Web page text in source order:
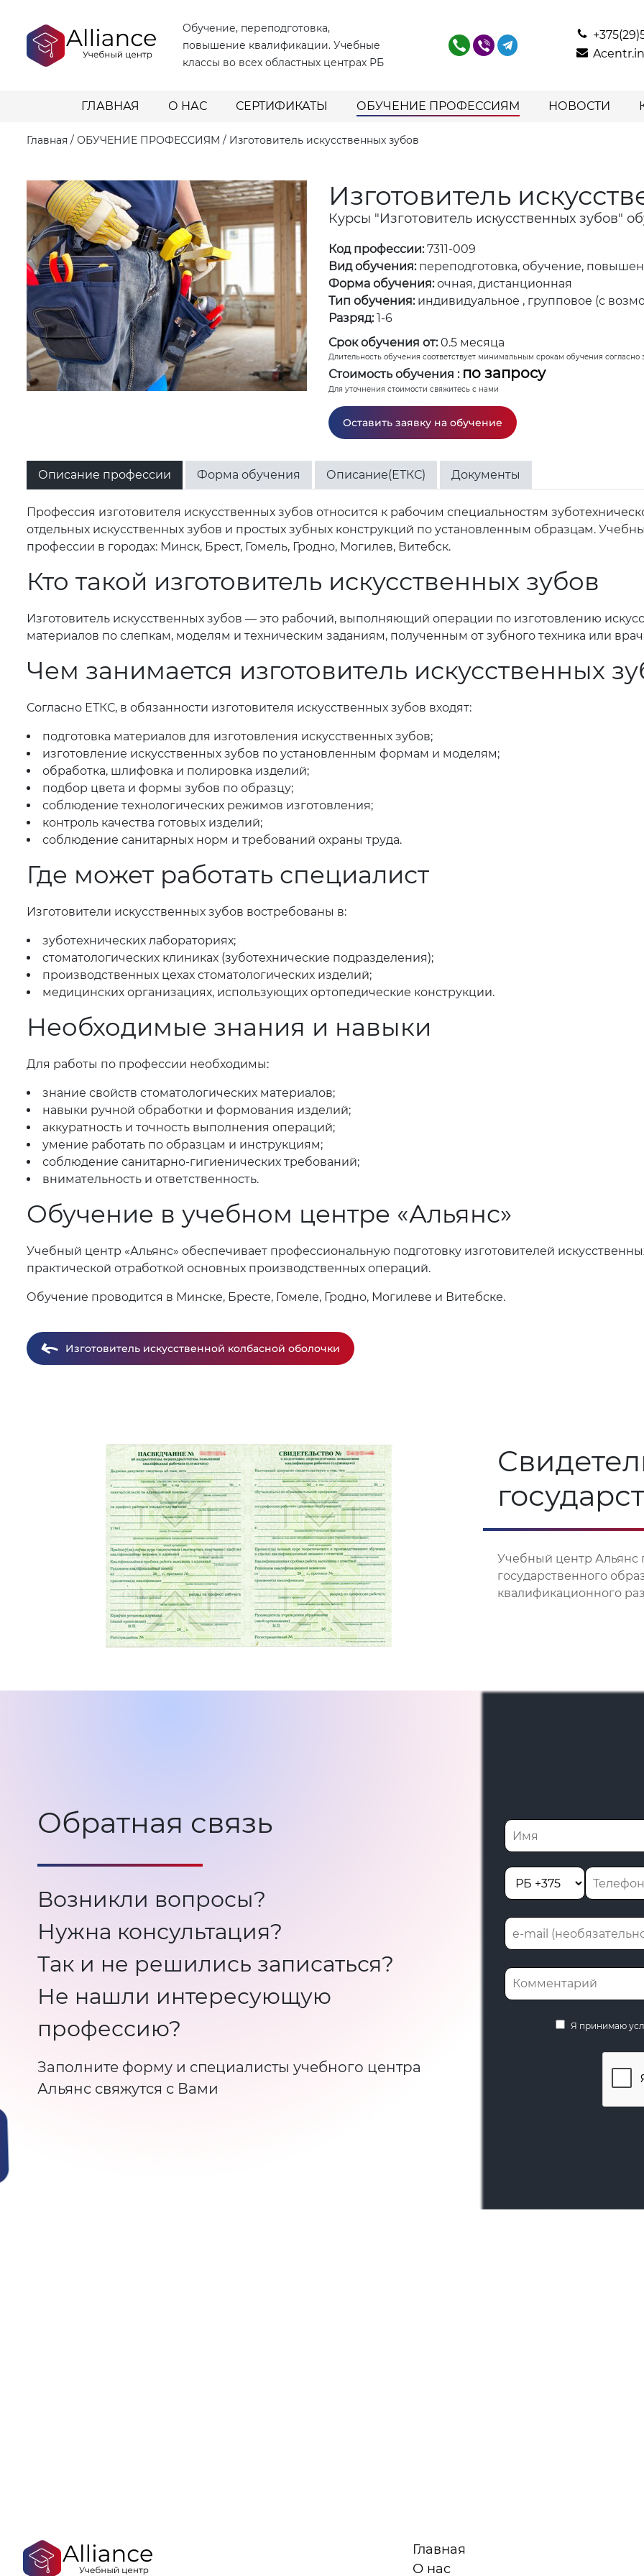
Обучение, переподготовка,
повышение квалификации. Учебные
классы во всех областных центрах РБ
ГЛАВНАЯ О НАС СЕРТИФИКАТЫ ОБУЧЕНИЕ ПРОФЕССИЯМ НОВОСТИ
Главная / ОБУЧЕНИЕ ПРОФЕССИЯМ / Изготовитель искусственных зубов
Изготовитель
Курсы "Изготовитель искусственных зубов"
Код профессии:7311-009
Вид обучения: переподготовка, обучение,
Форма обучения: очная, дистанционная
Тип обучения: индивидуальное , групповое (с
Разряд: 1-6
Срок обучения от: 0.5 месяца
Длительность обучения соответствует минимальным срокам обучения согласно
Стоимость обучения : по запросу
Для уточнения стоимости свяжитесь с нами
Оставить заявку на обучение
Описание профессии Форма обучения Описание(ЕТКС) Документы
Профессия изготовителя искусственных зубов относится к рабочим специальностям
отдельных искусственных зубов и простых зубных конструкций по установленным образцам.
профессии в городах: Минск, Брест, Гомель, Гродно, Могилев, Витебск.
Кто такой изготовитель искусственных зубов
Изготовитель искусственных зубов — это рабочий, выполняющий операции по изготовлению
материалов по слепкам, моделям и техническим заданиям, полученным от зубного техника или
Чем занимается изготовитель искусственных
Согласно ЕТКС, в обязанности изготовителя искусственных зубов входят:
подготовка материалов для изготовления искусственных зубов;
изготовление искусственных зубов по установленным формам и моделям;
обработка, шлифовка и полировка изделий;
подбор цвета и формы зубов по образцу;
соблюдение технологических режимов изготовления;
контроль качества готовых изделий;
соблюдение санитарных норм и требований охраны труда.
Где может работать специалист
Изготовители искусственных зубов востребованы в:
зуботехнических лабораториях;
стоматологических клиниках (зуботехнические подразделения);
производственных цехах стоматологических изделий;
медицинских организациях, использующих ортопедические конструкции.
Необходимые знания и навыки
Для работы по профессии необходимы:
знание свойств стоматологических материалов;
навыки ручной обработки и формования изделий;
аккуратность и точность выполнения операций;
умение работать по образцам и инструкциям;
соблюдение санитарно-гигиенических требований;
внимательность и ответственность.
Обучение в учебном центре «Альянс»
Учебный центр «Альянс» обеспечивает профессиональную подготовку изготовителей
практической отработкой основных производственных операций.
Обучение проводится в Минске, Бресте, Гомеле, Гродно, Могилеве и Витебске.
Изготовитель искусственной колбасной оболочки
Учебный центр Альянс
государственного
квалификационного
Обратная связь
Возникли вопросы?
Нужна консультация?
Так и не решились записаться?
Не нашли интересующую
профессию?
Заполните форму и специалисты учебного центра
Альянс свяжутся с Вами
Я принимаю
Главная
О нас